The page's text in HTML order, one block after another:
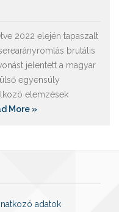
2022 elején tapaszalt
brutális
jelentett a magyar
egyensúly
elemzések
More »
adatok